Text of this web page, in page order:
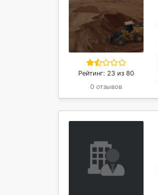
Рейтинг: 23 из 80
0 отзывов